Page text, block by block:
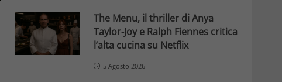
The Menu, il thriller di Anya
Taylor-Joy e Ralph Fiennes critica
l’alta cucina su Netflix
5 Agosto 2026